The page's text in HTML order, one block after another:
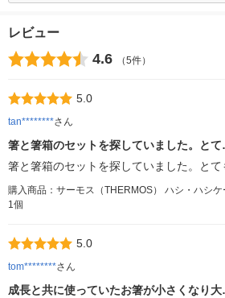
レビュー
4.6 （5件）
5.0
tan********さん
箸と箸箱のセットを探していました。と
箸と箸箱のセットを探していました。とて
購入商品：サーモス（THERMOS） ハシ・ハシ
1個
5.0
tom********さん
成長と共に使っていたお箸が小さくなり